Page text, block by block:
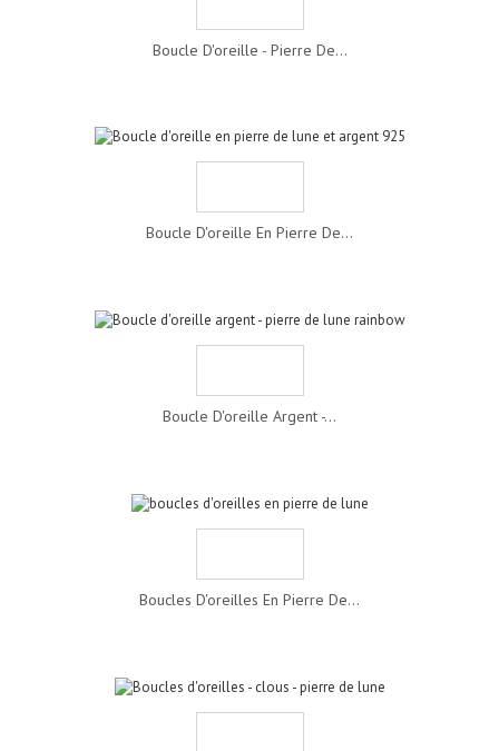
Boucle D'oreille - Pierre De...
Boucle D'oreille En Pierre De...
Boucle D'oreille Argent -...
Boucles D'oreilles En Pierre De...